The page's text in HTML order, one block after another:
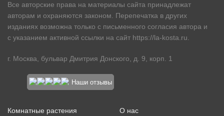
Все авторские права на материалы сайта принадлежат
авторам и охраняются законом. Перепечатка в других
изданиях возможна только с письменного согласия автора и
с указанием активной ссылки на сайт https://la-kosta.ru
г. Москва, бульвар Дмитрия Донского, д. 9, корп. 1
Наши отзывы
Комнатные растения О нас